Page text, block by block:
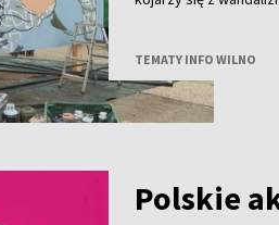
TEMATY INFO WILNO
Polskie